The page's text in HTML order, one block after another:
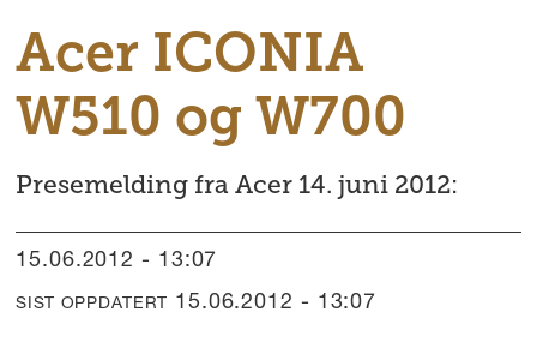
Acer ICONIA
W510 og W700
Presemelding fra Acer 14. juni 2012:
15.06.2012 - 13:07
SIST OPPDATERT 15.06.2012 - 13:07